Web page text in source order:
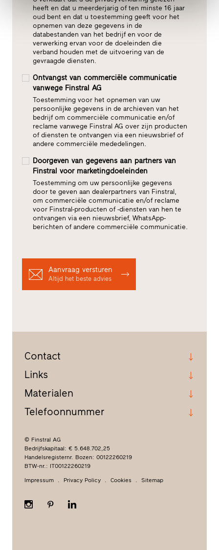
heeft en dat u meerderjarig of ten minste 16 jaar
oud bent en dat u toestemming geeft voor het
opnemen van deze gegevens in de
databestanden van het bedrijf en voor de
verwerking ervan voor de doeleinden die
verband houden met de uitvoering van de
gevraagde diensten.
Ontvangst van commerciële communicatie
vanwege Finstral AG
Toestemming voor het opnemen van uw
persoonlijke gegevens in de archieven van het
bedrijf om commerciële communicatie en/of
reclame vanwege Finstral AG over zijn producten
of diensten te ontvangen via een nieuwsbrief of
andere commerciële mededelingen.
Doorgeven van gegevens aan partners van
Finstral voor marketingdoeleinden
Toestemming om uw persoonlijke gegevens
door te geven aan dealerpartners van Finstral,
om commerciële communicatie en/of reclame
voor Finstral-producten of -diensten van hen te
ontvangen via een nieuwsbrief, WhatsApp-
berichten of andere commerciële communicatie.
Aanvraag versturen
Altijd het beste advies
Contact
Links
Materialen
Telefoonnummer
© Finstral AG
Bedrijfskapitaal: € 5.648.702,25
Handelsregisternr. Bozen: 00122260219
BTW-nr.: IT00122260219
Impressum Privacy Policy Cookies Sitemap